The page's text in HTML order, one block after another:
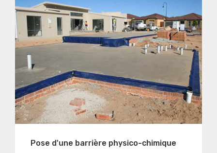
Pose d'une barrière physico-chimique